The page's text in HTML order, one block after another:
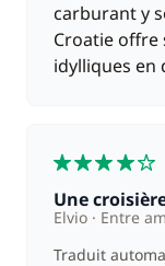
carburant y
Croatie offre
idylliques en
Une
Elvio Entre
Traduit